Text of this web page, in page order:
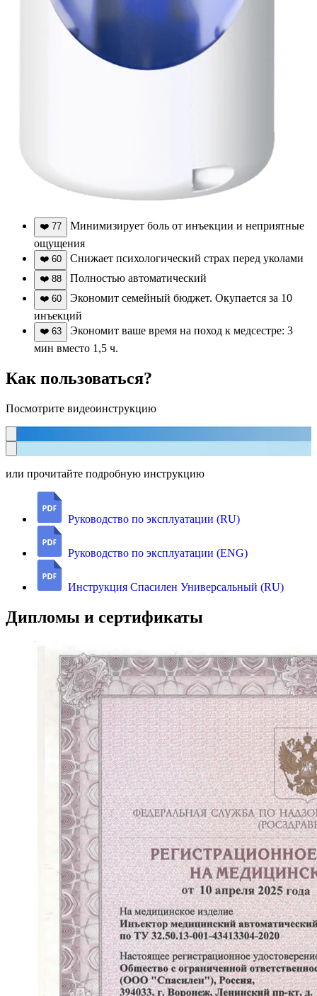
❤️ 77
Минимизирует боль от инъекции и неприятные
ощущения
❤️ 60 Снижает психологический страх перед уколами
❤️ 88 Полностью автоматический
❤️ 60
Экономит семейный бюджет. Окупается за 10
инъекций
❤️ 63
Экономит ваше время на поход к медсестре: 3
мин вместо 1,5 ч.
Как пользоваться?
Посмотрите видеоинструкцию
или прочитайте подробную инструкцию
Руководство по эксплуатации (RU)
Руководство по эксплуатации (ENG)
Инструкция Спасилен Универсальный (RU)
Дипломы и сертификаты